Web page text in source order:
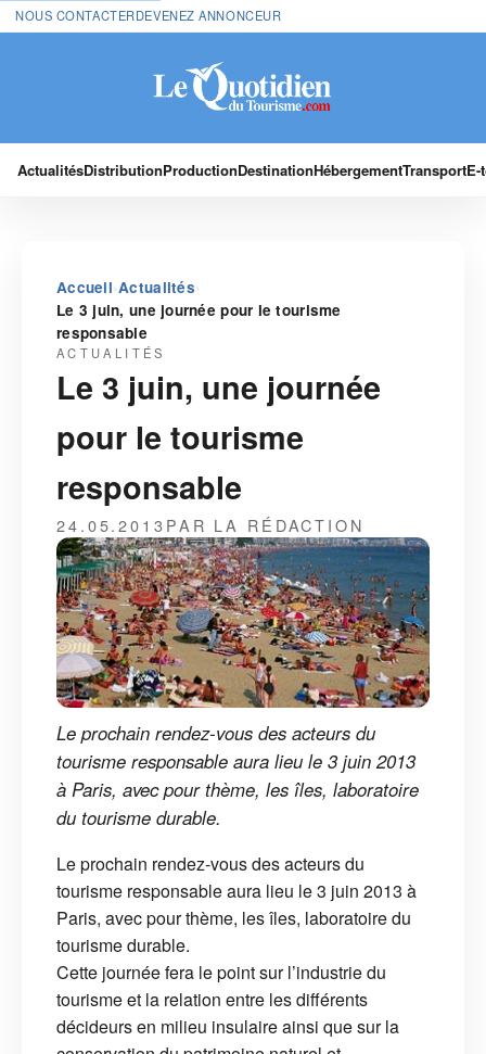
NOUS CONTACTERDEVENEZ ANNONCEUR
ActualitésDistributionProductionDestinationHébergementTransport
Accueil›Actualités›
Le 3 juin, une journée pour le tourisme
responsable
ACTUALITÉS
Le 3 juin, une journée
pour le tourisme
responsable
24.05.2013PAR LA RÉDACTION
Le prochain rendez-vous des acteurs du
tourisme responsable aura lieu le 3 juin 2013
à Paris, avec pour thème, les îles, laboratoire
du tourisme durable.
Le prochain rendez-vous des acteurs du
tourisme responsable aura lieu le 3 juin 2013 à
Paris, avec pour thème, les îles, laboratoire du
tourisme durable.
Cette journée fera le point sur l’industrie du
tourisme et la relation entre les différents
décideurs en milieu insulaire ainsi que sur la